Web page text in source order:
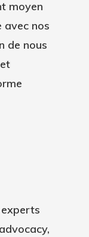
moyen
avec nos
de nous
experts
Du
Du Programme
Idéal